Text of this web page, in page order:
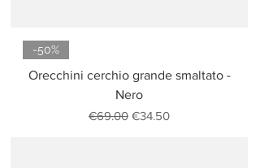
-50%
Orecchini cerchio grande smaltato -
Nero
Regular Price
€69.00 Sale Price
€34.50